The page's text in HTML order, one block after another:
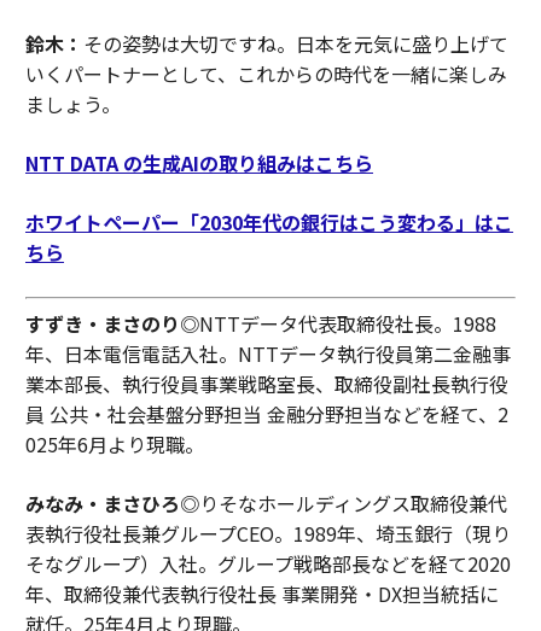
鈴木： その姿勢は大切ですね。日本を元気に盛り上げて
いくパートナーとして、これからの時代を一緒に楽しみ
ましょう。
NTT DATA の生成AIの取り組みはこちら
ホワイトペーパー「2030年代の銀行はこう変わる」はこ
ちら
すずき・まさのり◎NTTデータ代表取締役社長。1988
年、日本電信電話入社。NTTデータ執行役員第二金融事
業本部長、執行役員事業戦略室長、取締役副社長執行役
員 公共・社会基盤分野担当 金融分野担当などを経て、2
025年6月より現職。
みなみ・まさひろ◎りそなホールディングス取締役兼代
表執行役社長兼グループCEO。1989年、埼玉銀行（現り
そなグループ）入社。グループ戦略部長などを経て2020
年、取締役兼代表執行役社長 事業開発・DX担当統括に
就任。25年4月より現職。